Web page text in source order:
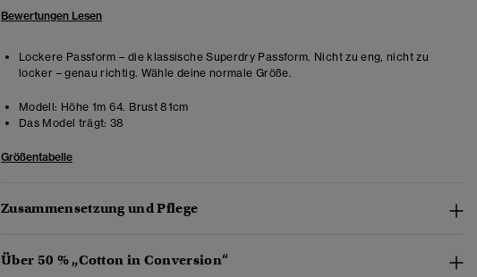
Bewertungen Lesen
Lockere Passform – die klassische Superdry Passform. Nicht zu eng, nicht zu
locker – genau richtig. Wähle deine normale Größe.
Modell: Höhe 1m 64. Brust 81cm
Das Model trägt: 38
Größentabelle
Zusammensetzung und Pflege
Über 50 % „Cotton in Conversion“